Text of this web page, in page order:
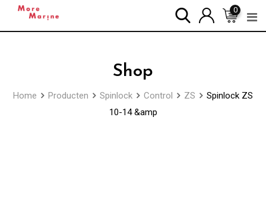
0
Shop
Home Producten Spinlock Control ZS
Spinlock ZS
10-14 &amp